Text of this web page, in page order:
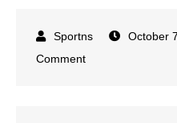
October
Commenton